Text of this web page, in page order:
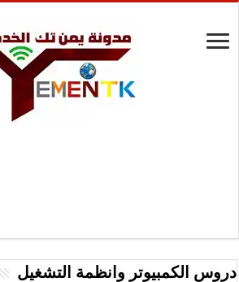
دروس الكمبيوتر وانظمة التشغيل